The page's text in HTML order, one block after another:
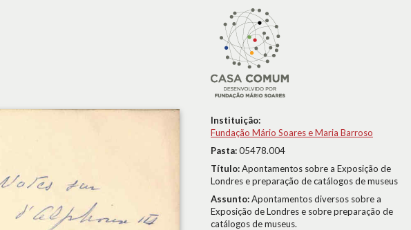
Instituição:
Fundação Mário Soares e Maria Barroso
Pasta:05478.004
Título:Apontamentos sobre a Exposição de
Londres e preparação de catálogos de museus
Assunto:Apontamentos diversos sobre a
Exposição de Londres e sobre preparação de
catálogos de museus.